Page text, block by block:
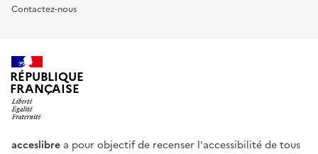
Contactez-nous
RÉPUBLIQUE
FRANÇAISE
acceslibre a pour objectif de recenser l'accessibilité de tous